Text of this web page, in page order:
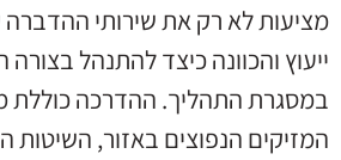
מציעות לא רק את שירותי
ייעוץ והכוונה כיצד להתנהל בצורה
במסגרת התהליך. ההדרכה כוללת
המזיקים הנפוצים באזור, השיטות